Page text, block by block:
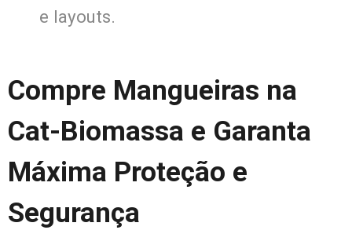
e layouts.
Compre Mangueiras na
Cat-Biomassa e Garanta
Máxima Proteção e
Segurança